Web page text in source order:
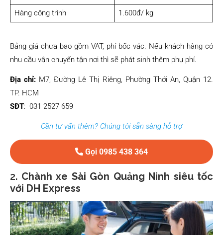
Hàng công trình
1.600đ/ kg
Bảng giá chưa bao gồm VAT, phí bốc vác. Nếu khách hàng có
nhu cầu vận chuyển tận nơi thì sẽ phát sinh thêm phụ phí.
Địa chỉ: M7, Đường Lê Thị Riêng, Phường Thới An, Quận 12.
TP. HCM
SĐT: 031 2527 659
Cần tư vấn thêm? Chúng tôi sẵn sàng hỗ trợ
Gọi 0985 438 364
2. Chành xe Sài Gòn Quảng Ninh siêu tốc
với DH Express